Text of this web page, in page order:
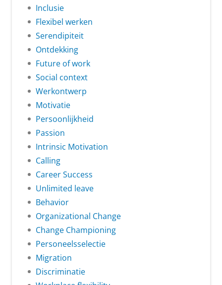
Inclusie
Flexibel werken
Serendipiteit
Ontdekking
Future of work
Social context
Werkontwerp
Motivatie
Persoonlijkheid
Passion
Intrinsic Motivation
Calling
Career Success
Unlimited leave
Behavior
Organizational Change
Change Championing
Personeelsselectie
Migration
Discriminatie